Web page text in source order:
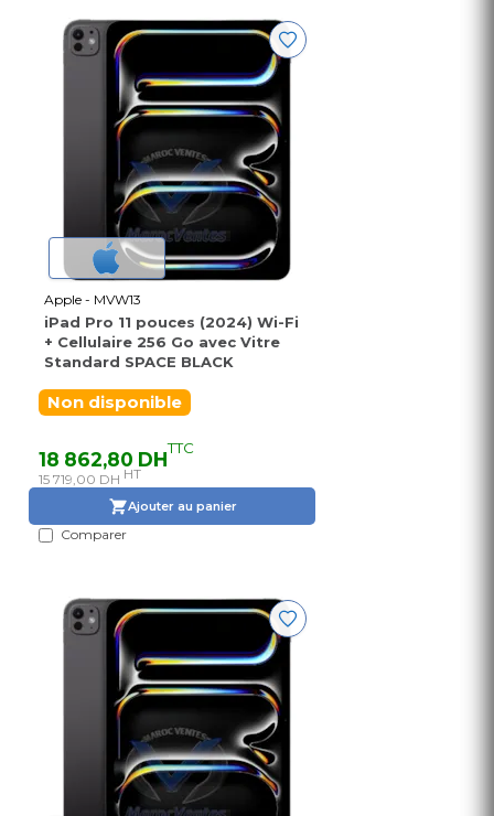
Apple - MVW13
iPad Pro 11 pouces (2024) Wi-Fi
+ Cellulaire 256 Go avec Vitre
Standard SPACE BLACK
Non disponible
18 862,80 DHTTC
15 719,00 DH HT
Ajouter au panier
Comparer